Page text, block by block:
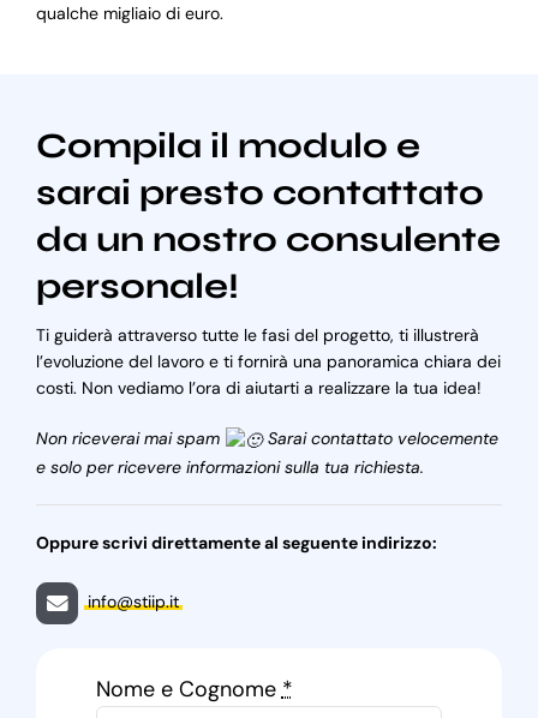
qualche migliaio di euro.
Compila il modulo e
sarai presto contattato
da un nostro consulente
personale!
Ti guiderà attraverso tutte le fasi del progetto, ti illustrerà
l’evoluzione del lavoro e ti fornirà una panoramica chiara dei
costi. Non vediamo l’ora di aiutarti a realizzare la tua idea!
Non riceverai mai spam
Sarai contattato velocemente
e solo per ricevere informazioni sulla tua richiesta.
Oppure scrivi direttamente al seguente indirizzo:
info@stiip.it
Nome e Cognome*